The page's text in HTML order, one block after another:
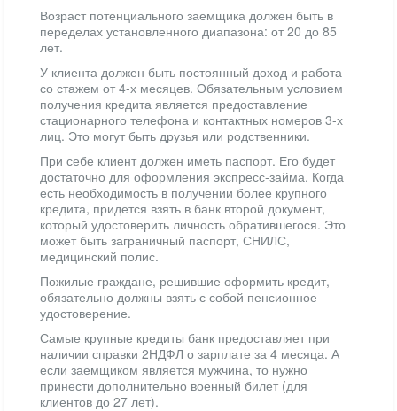
Возраст потенциального заемщика должен быть в
переделах установленного диапазона: от 20 до 85
лет.
У клиента должен быть постоянный доход и работа
со стажем от 4-х месяцев. Обязательным условием
получения кредита является предоставление
стационарного телефона и контактных номеров 3-х
лиц. Это могут быть друзья или родственники.
При себе клиент должен иметь паспорт. Его будет
достаточно для оформления экспресс-займа. Когда
есть необходимость в получении более крупного
кредита, придется взять в банк второй документ,
который удостоверить личность обратившегося. Это
может быть заграничный паспорт, СНИЛС,
медицинский полис.
Пожилые граждане, решившие оформить кредит,
обязательно должны взять с собой пенсионное
удостоверение.
Самые крупные кредиты банк предоставляет при
наличии справки 2НДФЛ о зарплате за 4 месяца. А
если заемщиком является мужчина, то нужно
принести дополнительно военный билет (для
клиентов до 27 лет).